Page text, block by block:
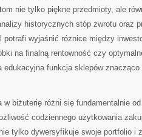
nie tylko piękne przedmioty, ale
historycznych stóp zwrotu oraz
potrafi wyjaśnić różnice między
na finalną rentowność czy
edukacyjna funkcja sklepów znacząco
w biżuterię różni się fundamentalnie
codziennego użytkowania
tylko dywersyfikuje swoje portfolio i